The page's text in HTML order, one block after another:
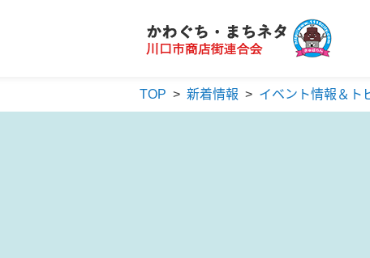
かわぐち・まちネタ
川口市商店街連合会
TOP > 新着情報 > イベント情報＆ト